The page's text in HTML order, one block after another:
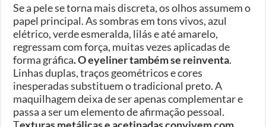
Se a pele se torna mais discreta, os olhos assumem o
papel principal. As sombras em tons vivos, azul
elétrico, verde esmeralda, lilás e até amarelo,
regressam com força, muitas vezes aplicadas de
forma gráfica. O eyeliner também se reinventa.
Linhas duplas, traços geométricos e cores
inesperadas substituem o tradicional preto. A
maquilhagem deixa de ser apenas complementar e
passa a ser um elemento de afirmação pessoal.